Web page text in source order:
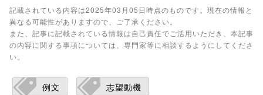
記載されている内容は2025年03月05日時点のものです。現在の情報と
異なる可能性がありますので、ご了承ください。
また、記事に記載されている情報は自己責任でご活用いただき、本記事
の内容に関する事項については、専門家等に相談するようにしてくださ
い。
例文 志望動機